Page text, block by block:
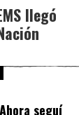
llegó
seguí